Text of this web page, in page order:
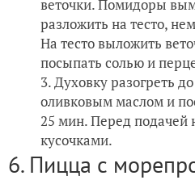
веточки. Помидоры
разложить на тесто,
На тесто выложить
посыпать солью и
Духовку разогреть
оливковым маслом и
25 мин. Перед
кусочками.
6. Пицца с